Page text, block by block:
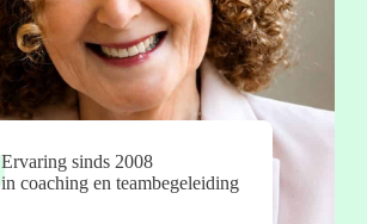
Ervaring sinds 2008
in coaching en teambegeleiding